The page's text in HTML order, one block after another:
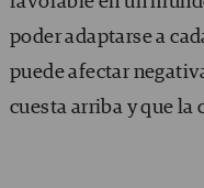
poder adaptarse a
puede afectar
cuesta arriba y que la